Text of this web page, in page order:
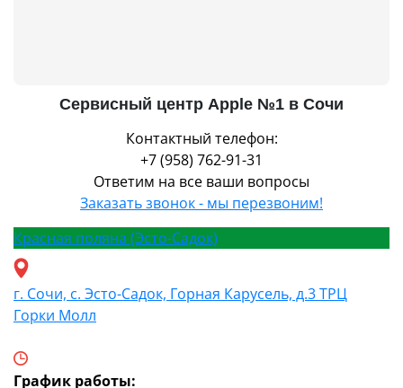
Сервисный центр Apple №1 в Сочи
Контактный телефон:
+7 (958) 762-91-31
Ответим на все ваши вопросы
Заказать звонок - мы перезвоним!
Красная поляна (Эсто-Садок)
г. Сочи, с. Эсто-Садок, Горная Карусель, д.3 ТРЦ
Горки Молл
График работы: